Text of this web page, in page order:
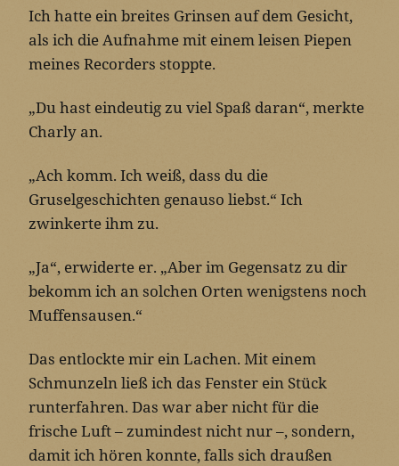
Ich hatte ein breites Grinsen auf dem Gesicht,
als ich die Aufnahme mit einem leisen Piepen
meines Recorders stoppte.
„Du hast eindeutig zu viel Spaß daran“, merkte
Charly an.
„Ach komm. Ich weiß, dass du die
Gruselgeschichten genauso liebst.“ Ich
zwinkerte ihm zu.
„Ja“, erwiderte er. „Aber im Gegensatz zu dir
bekomm ich an solchen Orten wenigstens noch
Muffensausen.“
Das entlockte mir ein Lachen. Mit einem
Schmunzeln ließ ich das Fenster ein Stück
runterfahren. Das war aber nicht für die
frische Luft – zumindest nicht nur –, sondern,
damit ich hören konnte, falls sich draußen